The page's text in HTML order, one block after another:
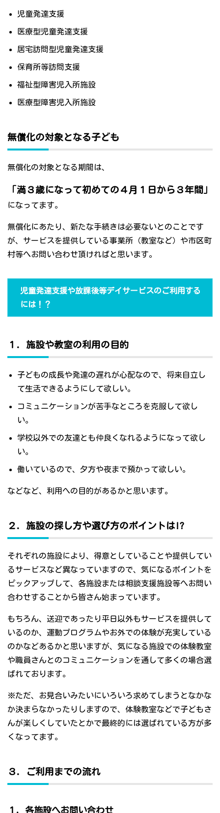
児童発達支援
医療型児童発達支援
居宅訪問型児童発達支援
保育所等訪問支援
福祉型障害児入所施設
医療型障害児入所施設
無償化の対象となる子ども
無償化の対象となる期間は、
「満３歳になって初めての４月１日から３年間」
になってます。
無償化にあたり、新たな手続きは必要ないとのことです
が、サービスを提供している事業所（教室など）や市区町
村等へお問い合わせ頂ければと思います。
児童発達支援や放課後等デイサービスのご利用する
には！？
１．施設や教室の利用の目的
子どもの成長や発達の遅れが心配なので、将来自立し
て生活できるようにして欲しい。
コミュニケーションが苦手なところを克服して欲し
い。
学校以外での友達とも仲良くなれるようになって欲し
い。
働いているので、夕方や夜まで預かって欲しい。
などなど、利用への目的があるかと思います。
２．施設の探し方や選び方のポイントは!?
それぞれの施設により、得意としていることや提供してい
るサービスなど異なっていますので、気になるポイントを
ピックアップして、各施設または相談支援施設等へお問い
合わせすることから皆さん始まっています。
もちろん、送迎であったり平日以外もサービスを提供して
いるのか、運動プログラムやお外での体験が充実している
のかなどあるかと思いますが、気になる施設での体験教室
や職員さんとのコミュニケーションを通して多くの場合選
ばれております。
※ただ、お見合いみたいにいろいろ求めてしまうとなかな
か決まらなかったりしますので、体験教室などで子どもさ
んが楽しくしていたとかで最終的には選ばれている方が多
くなってます。
３．ご利用までの流れ
１．各施設へお問い合わせ